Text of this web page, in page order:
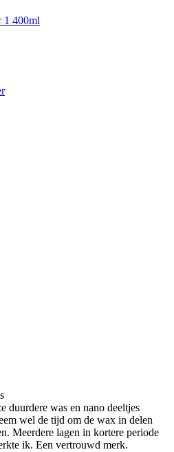
1 400ml
duurdere was en nano deeltjes
wel de tijd om de wax in delen
Meerdere lagen in kortere periode
ik. Een vertrouwd merk.